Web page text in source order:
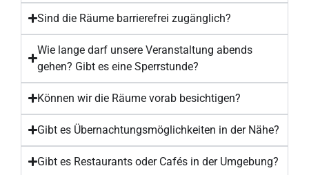
Sind die Räume barrierefrei zugänglich?
Wie lange darf unsere Veranstaltung abends
gehen? Gibt es eine Sperrstunde?
Können wir die Räume vorab besichtigen?
Gibt es Übernachtungsmöglichkeiten in der Nähe?
Gibt es Restaurants oder Cafés in der Umgebung?